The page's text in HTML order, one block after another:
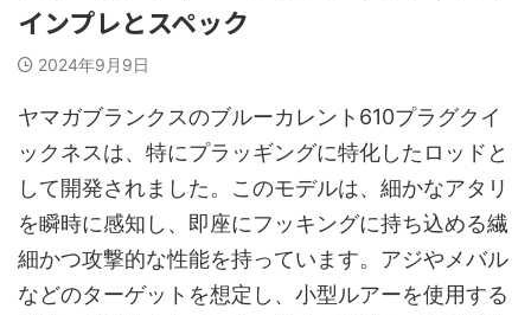
インプレとスペック
2024年9月9日
ヤマガブランクスのブルーカレント610プラグクイ
ックネスは、特にプラッギングに特化したロッドと
して開発されました。このモデルは、細かなアタリ
を瞬時に感知し、即座にフッキングに持ち込める繊
細かつ攻撃的な性能を持っています。アジやメバル
などのターゲットを想定し、小型ルアーを使用する